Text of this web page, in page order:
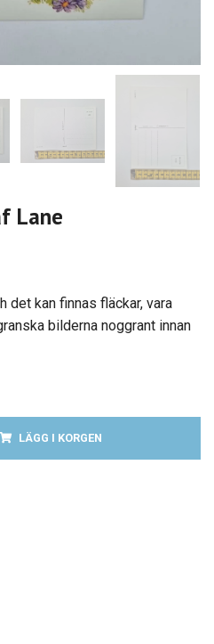
Lane
det kan finnas fläckar, vara
bilderna noggrant innan
LÄGG I KORGEN